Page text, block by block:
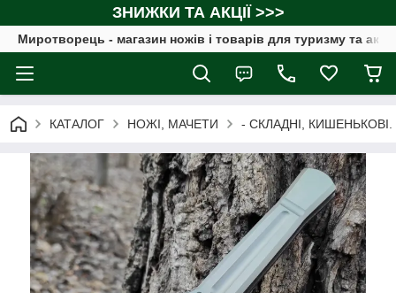
ЗНИЖКИ ТА АКЦІЇ >>>
Миротворець - магазин ножів і товарів для туризму та
КАТАЛОГ НОЖІ, МАЧЕТИ - СКЛАДНІ, КИШЕНЬКОВІ.